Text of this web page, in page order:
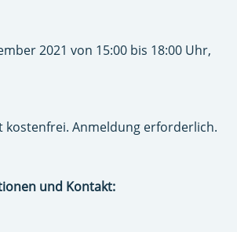
2021 von 15:00 bis 18:00 Uhr,
kostenfrei. Anmeldung erforderlich.
und Kontakt: